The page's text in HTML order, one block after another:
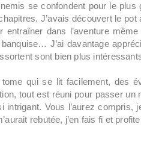
se confondent pour le
J’avais découvert le
dans l’aventure
J’ai davantage
sont bien plus
qui se lit facilement, des
tout est réuni pour passer
intrigant. Vous l’aurez compris,
rebutée, j’en fais fi et